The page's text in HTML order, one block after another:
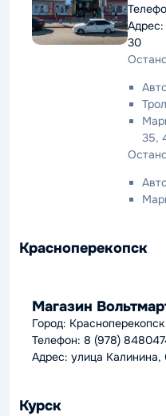
30
35,
Красноперекопск
Магазин
Город: Красноперекопск
Телефон: 8 (978)
Адрес: улица Калинина,
Курск